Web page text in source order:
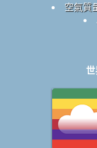
空氣質